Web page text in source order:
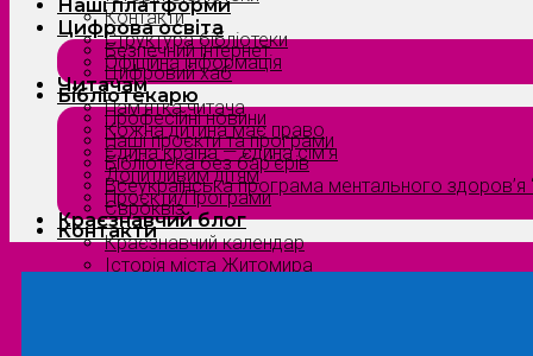
Контакти
Структура бібліотеки
Офіційна інформація
Читачам
Пам’ятка читача
Кожна дитина має право
Єдина країна — єдина сім’я
Допитливим дітям
Проєкти/Програми
Краєзнавчий блог
Краєзнавчий календар
Історія міста Житомира
Наші платформи
Цифрова освіта
Безпечний інтернет
Цифровий хаб
Бібліотекарю
Професійні новини
Наші проєкти та програми
Бібліотека без бар’єрів
Всеукраїнська програма ментального здоров’я
Євроквіз
Контакти